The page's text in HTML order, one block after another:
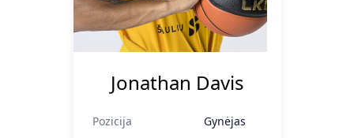
Jonathan Davis
Pozicija Gynėjas